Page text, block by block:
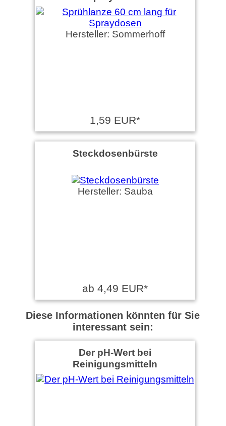
Hersteller: Sommerhoff
1,59 EUR*
Steckdosenbürste
Hersteller: Sauba
ab 4,49 EUR*
Diese Informationen könnten für Sie
interessant sein:
Der pH-Wert bei
Reinigungsmitteln